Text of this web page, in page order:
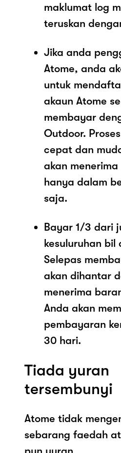
maklumat log
teruskan
Jika anda
Atome, anda
untuk
akaun Atome
membayar
Outdoor.
cepat dan
akan menerima
hanya dalam
saja.
Bayar 1/3 dari
kesuluruhan bil
Selepas
akan dihantar
menerima
Anda akan
pembayaran
30 hari.
Tiada yuran
tersembunyi
Atome tidak
sebarang faedah